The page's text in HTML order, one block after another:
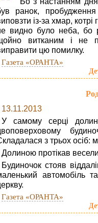
ранок,
із-за хмар,
видно було неба, бо
витканим і не
цю помилку.
Газета «ОРАНТА»
13.11.2013
У самому серці
з трьох осіб:
Долиною протікав
Будиночок стояв
автомобіль
Газета «ОРАНТА»